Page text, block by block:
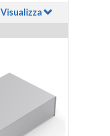
Visualizza